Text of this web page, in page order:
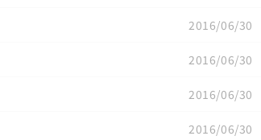
2016/06/30
2016/06/30
2016/06/30
2016/06/30